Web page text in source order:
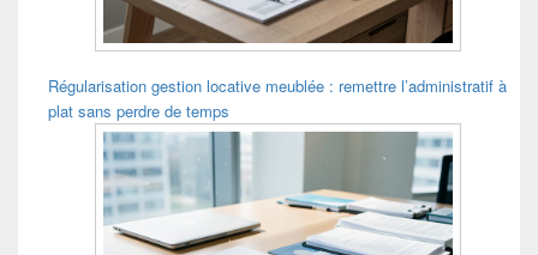
Régularisation gestion locative meublée : remettre l’administratif à
plat sans perdre de temps